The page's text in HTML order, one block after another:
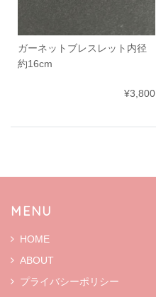
ガーネットブレスレット内径
約16cm
¥3,800
MENU
HOME
ABOUT
プライバシーポリシー